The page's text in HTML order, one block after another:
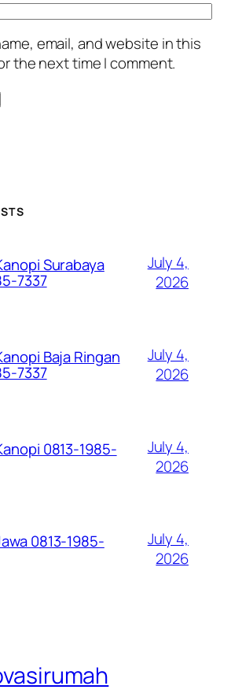
email, and website in this
the next time I comment.
Surabaya
7337
July 4,
2026
Baja Ringan
7337
July 4,
2026
0813-1985-
July 4,
2026
0813-1985-
July 4,
2026